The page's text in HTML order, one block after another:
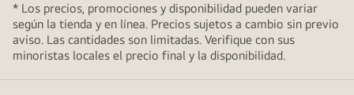
* Los precios, promociones y disponibilidad pueden variar
según la tienda y en línea. Precios sujetos a cambio sin previo
aviso. Las cantidades son limitadas. Verifique con sus
minoristas locales el precio final y la disponibilidad.